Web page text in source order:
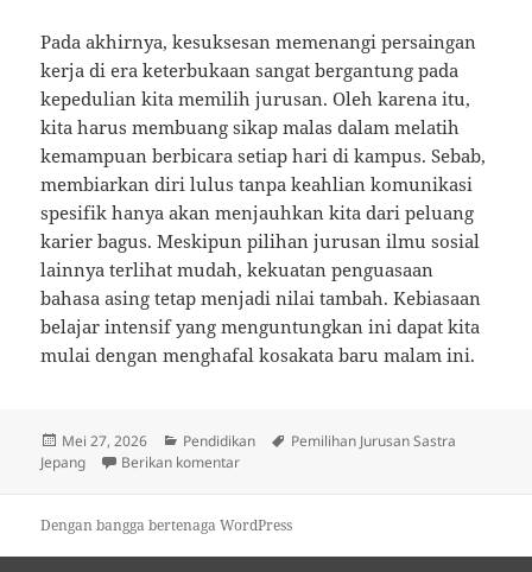
Pada akhirnya, kesuksesan memenangi persaingan
kerja di era keterbukaan sangat bergantung pada
kepedulian kita memilih jurusan. Oleh karena itu,
kita harus membuang sikap malas dalam melatih
kemampuan berbicara setiap hari di kampus. Sebab,
membiarkan diri lulus tanpa keahlian komunikasi
spesifik hanya akan menjauhkan kita dari peluang
karier bagus. Meskipun pilihan jurusan ilmu sosial
lainnya terlihat mudah, kekuatan penguasaan
bahasa asing tetap menjadi nilai tambah. Kebiasaan
belajar intensif yang menguntungkan ini dapat kita
mulai dengan menghafal kosakata baru malam ini.
Diposkan
pada
Mei 27, 2026 Kategori
Pendidikan Tag
Pemilihan Jurusan Sastra
Jepang
Berikan komentaruntuk Pemilihan Jurusan Sastra Jepang
Dengan bangga bertenaga WordPress